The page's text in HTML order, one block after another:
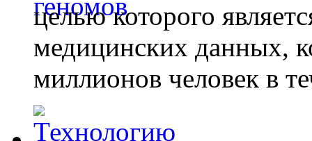
целью которого
медицинских данных,
миллионов человек в